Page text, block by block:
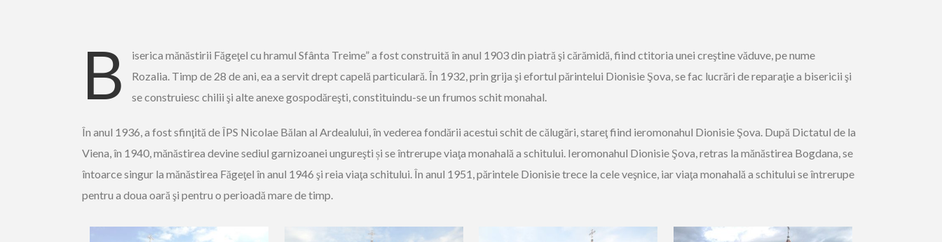
B
iserica mănăstirii Făgeţel cu hramul Sfânta Treime” a fost construită în anul 1903 din piatră şi cărămidă, fiind ctitoria unei creştine văduve, pe nume
Rozalia. Timp de 28 de ani, ea a servit drept capelă particulară. În 1932, prin grija şi efortul părintelui Dionisie Şova, se fac lucrări de reparaţie a bisericii şi
se construiesc chilii şi alte anexe gospodăreşti, constituindu-se un frumos schit monahal.
În anul 1936, a fost sfinţită de ÎPS Nicolae Bălan al Ardealului, în vederea fondării acestui schit de călugări, stareţ fiind ieromonahul Dionisie Şova. După Dictatul de la
Viena, în 1940, mănăstirea devine sediul garnizoanei ungureşti și se întrerupe viaţa monahală a schitului. Ieromonahul Dionisie Şova, retras la mănăstirea Bogdana, se
întoarce singur la mănăstirea Făgeţel în anul 1946 şi reia viaţa schitului. În anul 1951, părintele Dionisie trece la cele veşnice, iar viaţa monahală a schitului se întrerupe
pentru a doua oară şi pentru o perioadă mare de timp.